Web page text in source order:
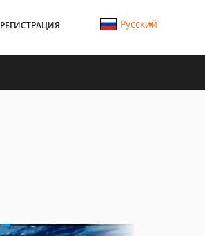
РЕГИСТРАЦИЯ Русский